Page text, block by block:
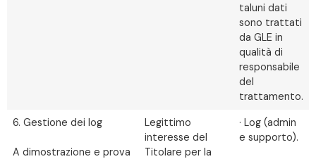
taluni dati
sono trattati
da GLE in
qualità di
responsabile
del
trattamento.
6. Gestione dei log
A dimostrazione e prova
Legittimo
interesse del
Titolare per la
· Log (admin
e supporto).